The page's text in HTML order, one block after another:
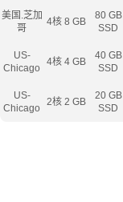
美国.芝加
哥
4核 8 GB
80 GB
SSD
US-
Chicago
4核 4 GB
40 GB
SSD
US-
Chicago
2核 2 GB
20 GB
SSD